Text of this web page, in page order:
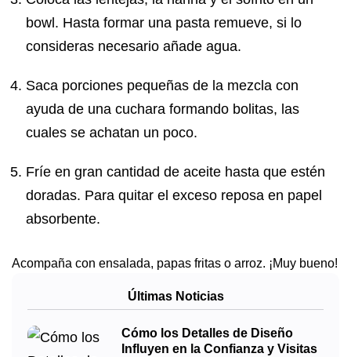
bowl. Hasta formar una pasta remueve, si lo
consideras necesario añade agua.
Saca porciones pequeñas de la mezcla con
ayuda de una cuchara formando bolitas, las
cuales se achatan un poco.
Fríe en gran cantidad de aceite hasta que estén
doradas. Para quitar el exceso reposa en papel
absorbente.
Acompaña con ensalada, papas fritas o arroz. ¡Muy bueno!
Últimas Noticias
Cómo los Detalles de Diseño
Influyen en la Confianza y Visitas